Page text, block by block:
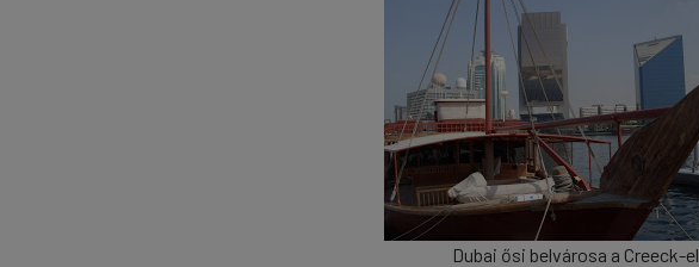
Dubai ősi belvárosa a Creeck-el